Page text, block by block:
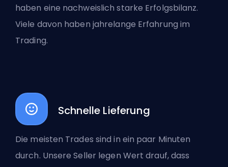
haben eine nachweislich starke Erfolgsbilanz.
Viele davon haben jahrelange Erfahrung im
Trading.
Schnelle Lieferung
Die meisten Trades sind in ein paar Minuten
durch. Unsere Seller legen Wert drauf, dass